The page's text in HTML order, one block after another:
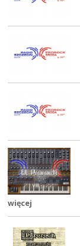
więcej